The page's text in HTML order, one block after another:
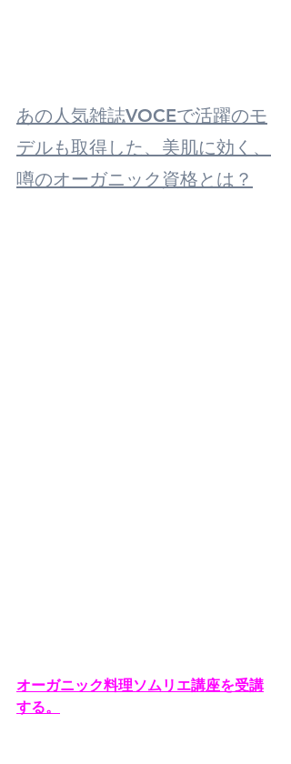
あの人気雑誌VOCEで活躍のモ
デルも取得した、美肌に効く、
噂のオーガニック資格とは？
オーガニック料理ソムリエ講座を受講
する。